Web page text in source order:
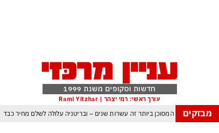
חדשות וסקופים משנת 1999
עורך ראשי: רמי יצהר | Rami Yitzhar
מבזקים
נכנס לעידן המסוכן ביותר זה עשרות שנים – ובריטניה עלולה לשלם מחיר כבד